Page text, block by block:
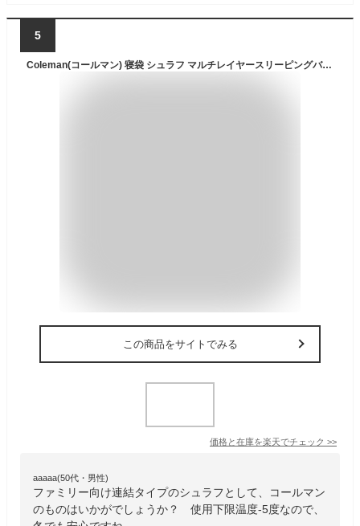
5
Coleman(コールマン) 寝袋 シュラフ マルチレイヤースリーピングバッグ オールシーズン 封筒型 使用下限温度-5度 2000034777 キャンプ アウトドア 丸洗い可能 洗濯機可 防災 春用 夏用 秋用 冬用 フェス 連結可能 車中泊 来客用
この商品をサイトでみる
価格と在庫を楽天でチェック >>
aaaaa(50代・男性)
ファミリー向け連結タイプのシュラフとして、コールマン
のものはいかがでしょうか？ 使用下限温度-5度なので、